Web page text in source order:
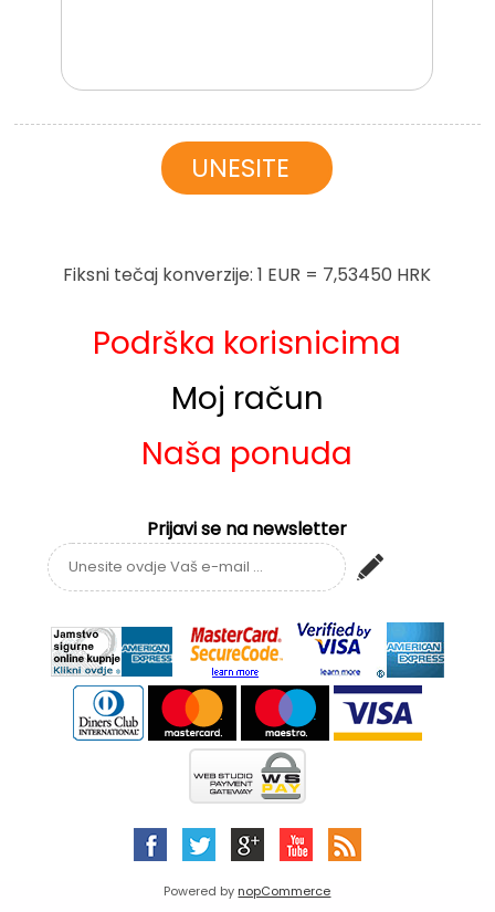
Fiksni tečaj konverzije: 1 EUR = 7,53450 HRK
Podrška korisnicima
Moj račun
Naša ponuda
Prijavi se na newsletter
Powered by nopCommerce